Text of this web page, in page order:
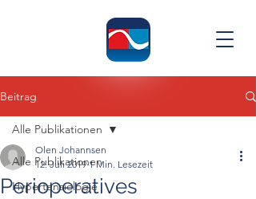
Beitrag
Alle Publikationen
Hypertensiologie
Alle Publikationen
Perioperatives
Olen Johannsen
12. Juli 2019 1 Min. Lesezeit